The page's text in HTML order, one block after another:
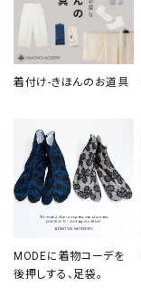
着付け-きほんのお道具
MODEに着物コーデを
後押しする、足袋。